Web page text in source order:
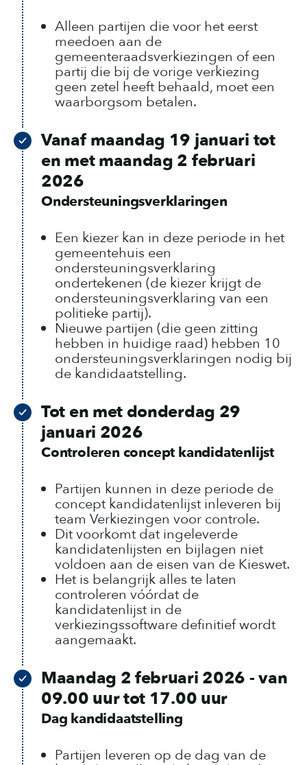
Alleen partijen die voor het eerst
meedoen aan de
gemeenteraadsverkiezingen of een
partij die bij de vorige verkiezing
geen zetel heeft behaald, moet een
waarborgsom betalen.
Vanaf maandag 19 januari tot
en met maandag 2 februari
2026
Ondersteuningsverklaringen
Een kiezer kan in deze periode in het
gemeentehuis een
ondersteuningsverklaring
ondertekenen (de kiezer krijgt de
ondersteuningsverklaring van een
politieke partij).
Nieuwe partijen (die geen zitting
hebben in huidige raad) hebben 10
ondersteuningsverklaringen nodig bij
de kandidaatstelling.
Tot en met donderdag 29
januari 2026
Controleren concept kandidatenlijst
Partijen kunnen in deze periode de
concept kandidatenlijst inleveren bij
team Verkiezingen voor controle.
Dit voorkomt dat ingeleverde
kandidatenlijsten en bijlagen niet
voldoen aan de eisen van de Kieswet.
Het is belangrijk alles te laten
controleren vóórdat de
kandidatenlijst in de
verkiezingssoftware definitief wordt
aangemaakt.
Maandag 2 februari 2026 - van
09.00 uur tot 17.00 uur
Dag kandidaatstelling
Partijen leveren op de dag van de